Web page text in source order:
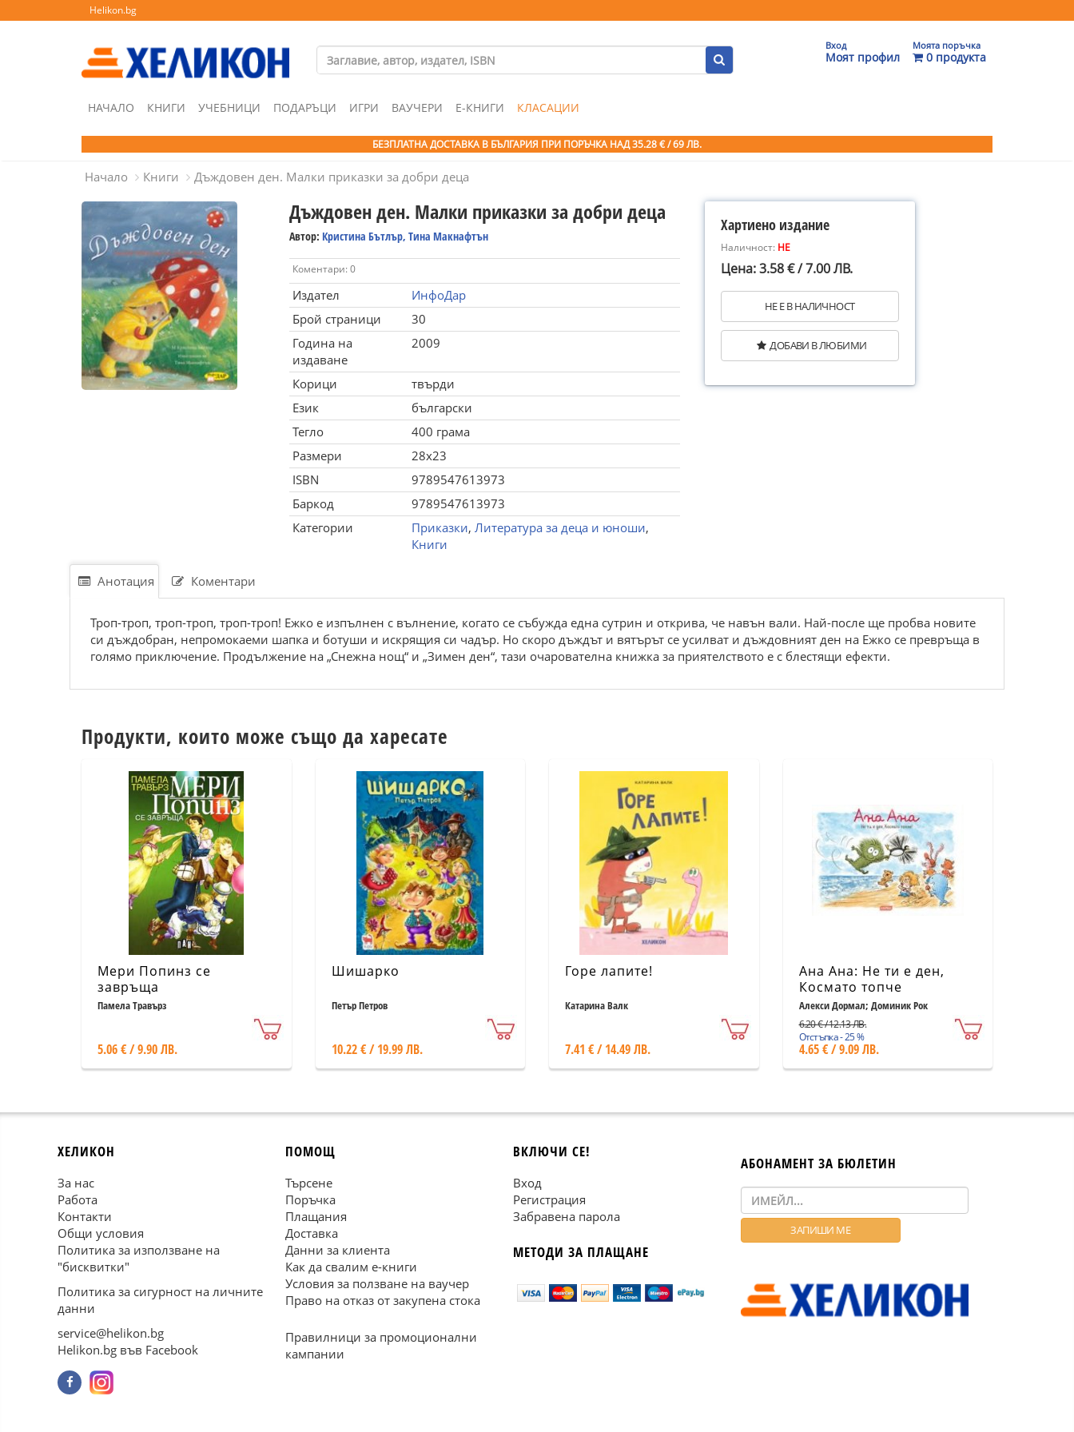
Helikon.bg
Вход
Моят профил
Моята поръчка
0 продукта
НАЧАЛО КНИГИ УЧЕБНИЦИ ПОДАРЪЦИ ИГРИ ВАУЧЕРИ Е-КНИГИ КЛАСАЦИИ
БЕЗПЛАТНА ДОСТАВКА В БЪЛГАРИЯ ПРИ ПОРЪЧКА НАД 35.28 € / 69 ЛВ.
Начало Книги Дъждовен ден. Малки приказки за добри деца
Дъждовен ден. Малки приказки за добри деца
Автор: Кристина Бътлър, Тина Макнафтън
Коментари: 0
Издател
ИнфоДар
Брой страници
30
Година на
издаване
2009
Корици
твърди
Език
български
Тегло
400 грама
Размери
28x23
ISBN
9789547613973
Баркод
9789547613973
Категории
Приказки, Литература за деца и юноши,
Книги
Хартиено издание
Наличност: НЕ
Цена: 3.58 € / 7.00 ЛВ.
НЕ Е В НАЛИЧНОСТ
ДОБАВИ В ЛЮБИМИ
Анотация Коментари
Троп-троп, троп-троп, троп-троп! Ежко е изпълнен с вълнение, когато се събужда една сутрин и открива, че навън вали. Най-после ще пробва новите
си дъждобран, непромокаеми шапка и ботуши и искрящия си чадър. Но скоро дъждът и вятърът се усилват и дъждовният ден на Ежко се превръща в
голямо приключение. Продължение на „Снежна нощ“ и „Зимен ден“, тази очарователна книжка за приятелството е с блестящи ефекти.
Продукти, които може също да харесате
Мери Попинз се
завръща
Памела Травърз
5.06 € / 9.90 ЛВ.
Шишарко
Петър Петров
10.22 € / 19.99 ЛВ.
Горе лапите!
Катарина Валк
7.41 € / 14.49 ЛВ.
Ана Ана: Не ти е ден,
Космато топче
Алекси Дормал; Доминик Рок
6.20 € / 12.13 ЛВ.
Отстъпка - 25 %
4.65 € / 9.09 ЛВ.
ХЕЛИКОН
За нас
Работа
Контакти
Общи условия
Политика за използване на
"бисквитки"
Политика за сигурност на личните
данни
service@helikon.bg
Helikon.bg във Facebook
ПОМОЩ
Търсене
Поръчка
Плащания
Доставка
Данни за клиента
Как да свалим е-книги
Условия за ползване на ваучер
Право на отказ от закупена стока
Правилници за промоционални
кампании
ВКЛЮЧИ СЕ!
Вход
Регистрация
Забравена парола
МЕТОДИ ЗА ПЛАЩАНЕ
АБОНАМЕНТ ЗА БЮЛЕТИН